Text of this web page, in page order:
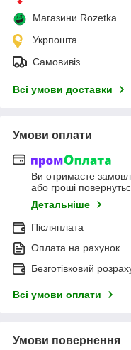
Магазини Rozetka
Укрпошта
Самовивіз
Всі умови доставки
Умови оплати
Ви отримаєте
або гроші
Детальніше
Післяплата
Оплата на рахунок
Безготівковий
Всі умови оплати
Умови повернення